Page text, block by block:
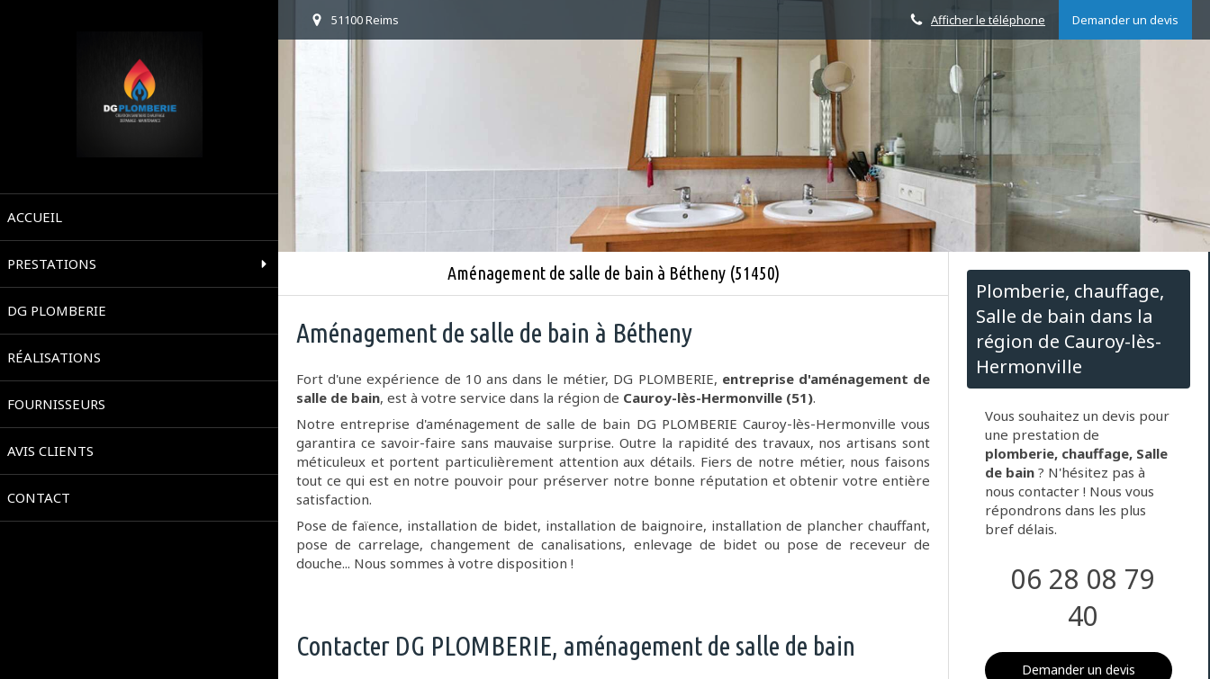
ACCUEIL
PRESTATIONS
DG PLOMBERIE
RÉALISATIONS
FOURNISSEURS
AVIS CLIENTS
CONTACT
51100 Reims Demander un devis
Afficher le téléphone
Aménagement de salle de bain à Bétheny (51450)
Aménagement de salle de bain à Bétheny
Fort d'une expérience de 10 ans dans le métier, DG PLOMBERIE, entreprise d'aménagement de
salle de bain, est à votre service dans la région de Cauroy-lès-Hermonville (51).
Notre entreprise d'aménagement de salle de bain DG PLOMBERIE Cauroy-lès-Hermonville vous
garantira ce savoir-faire sans mauvaise surprise. Outre la rapidité des travaux, nos artisans sont
méticuleux et portent particulièrement attention aux détails. Fiers de notre métier, nous faisons
tout ce qui est en notre pouvoir pour préserver notre bonne réputation et obtenir votre entière
satisfaction.
Pose de faïence, installation de bidet, installation de baignoire, installation de plancher chauffant,
pose de carrelage, changement de canalisations, enlevage de bidet ou pose de receveur de
douche... Nous sommes à votre disposition !
Contacter DG PLOMBERIE, aménagement de salle de bain
Plomberie, chauffage,
Salle de bain dans la
région de Cauroy-lès-
Hermonville
Vous souhaitez un devis pour
une prestation de
plomberie, chauffage, Salle
de bain ? N'hésitez pas à
nous contacter ! Nous vous
répondrons dans les plus
bref délais.
06 28 08 79
40
Demander un devis